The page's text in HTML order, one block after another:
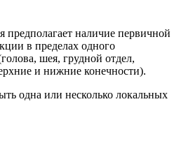
предполагает наличие первичной
в пределах одного
шея, грудной отдел,
и нижние конечности).
одна или несколько локальных